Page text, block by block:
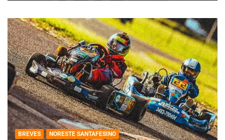
BREVES NORESTE SANTAFESINO